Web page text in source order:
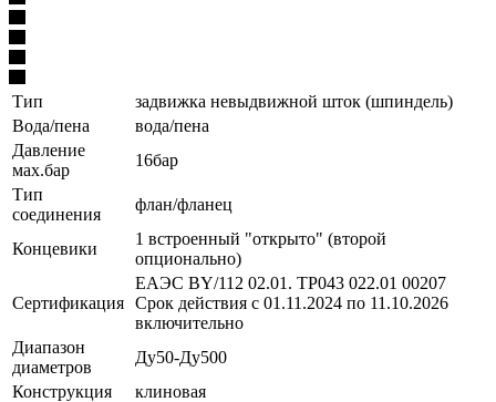
Тип
задвижка невыдвижной шток (шпиндель)
Вода/пена
вода/пена
Давление
мах.бар
16бар
Тип
соединения
флан/фланец
Концевики
1 встроенный "открыто" (второй
опционально)
Сертификация
ЕАЭС BY/112 02.01. TP043 022.01 00207
Срок действия с 01.11.2024 по 11.10.2026
включительно
Диапазон
диаметров
Ду50-Ду500
Конструкция
клиновая